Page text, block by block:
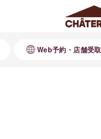
Web予約・店舗受取